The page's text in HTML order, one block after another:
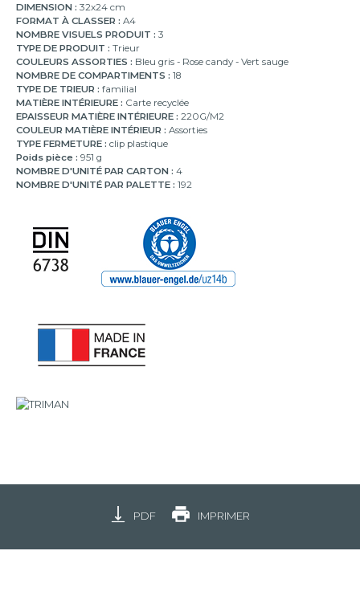
DIMENSION : 32x24 cm
FORMAT À CLASSER : A4
NOMBRE VISUELS PRODUIT : 3
TYPE DE PRODUIT : Trieur
COULEURS ASSORTIES : Bleu gris - Rose candy - Vert sauge
NOMBRE DE COMPARTIMENTS : 18
TYPE DE TRIEUR : familial
MATIÈRE INTÉRIEURE : Carte recyclée
EPAISSEUR MATIÈRE INTÉRIEURE : 220G/M2
COULEUR MATIÈRE INTÉRIEUR : Assorties
TYPE FERMETURE : clip plastique
Poids pièce : 951 g
NOMBRE D'UNITÉ PAR CARTON : 4
NOMBRE D'UNITÉ PAR PALETTE : 192
PDF IMPRIMER